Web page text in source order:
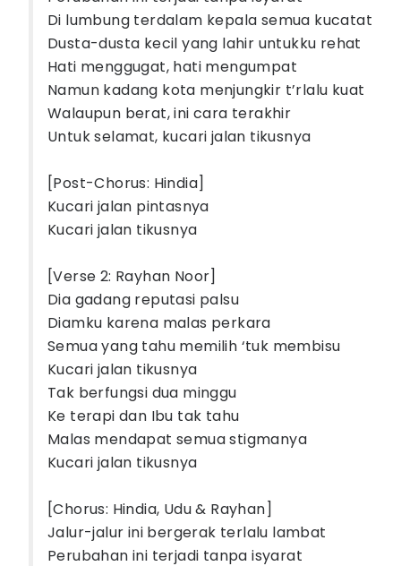
Di lumbung terdalam kepala semua kucatat
Dusta-dusta kecil yang lahir untukku rehat
Hati menggugat, hati mengumpat
Namun kadang kota menjungkir t’rlalu kuat
Walaupun berat, ini cara terakhir
Untuk selamat, kucari jalan tikusnya
[Post-Chorus: Hindia]
Kucari jalan pintasnya
Kucari jalan tikusnya
[Verse 2: Rayhan Noor]
Dia gadang reputasi palsu
Diamku karena malas perkara
Semua yang tahu memilih ‘tuk membisu
Kucari jalan tikusnya
Tak berfungsi dua minggu
Ke terapi dan Ibu tak tahu
Malas mendapat semua stigmanya
Kucari jalan tikusnya
[Chorus: Hindia, Udu & Rayhan]
Jalur-jalur ini bergerak terlalu lambat
Perubahan ini terjadi tanpa isyarat